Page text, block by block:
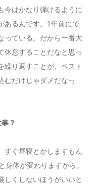
今はかなり弾けるように
あるんです。1年前にで
っている。だから一番大
休息することだなと思っ
繰り返すことが、ベスト
むだけじゃダメだなっ
？
すぐ昼寝とかしますもん
身体が変わりますから。
しくしないほうがいいと